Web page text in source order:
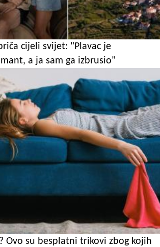
cijeli svijet: "Plavac je
a ja sam ga izbrusio"
Ovo su besplatni trikovi zbog kojih